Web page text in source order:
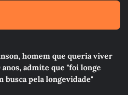
homem que queria viver
anos, admite que "foi longe
busca pela longevidade"